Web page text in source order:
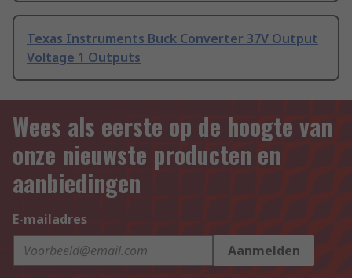
Texas Instruments Buck Converter 37V Output
Voltage 1 Outputs
Wees als eerste op de hoogte van
onze nieuwste producten en
aanbiedingen
E-mailadres
Aanmelden